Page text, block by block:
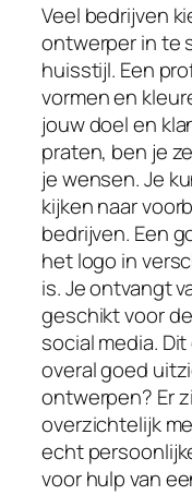
Veel bedrijven
ontwerper in te
huisstijl. Een
vormen en
jouw doel en
praten, ben je
je wensen. Je
kijken naar
bedrijven. Een
het logo in
is. Je ontvangt
geschikt voor
social media.
overal goed
ontwerpen? Er
overzichtelijk
echt
voor hulp van